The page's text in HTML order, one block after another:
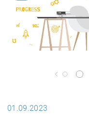
01.09.2023